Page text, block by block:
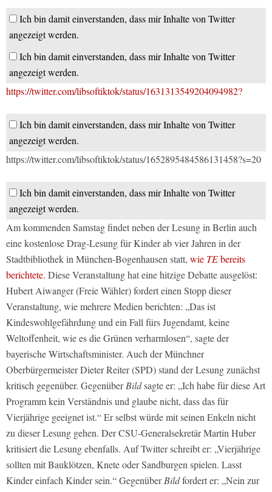
Ich bin damit einverstanden, dass mir Inhalte von Twitter
angezeigt werden.
Ich bin damit einverstanden, dass mir Inhalte von Twitter
angezeigt werden.
https://twitter.com/libsoftiktok/status/1631313549204094982?
Ich bin damit einverstanden, dass mir Inhalte von Twitter
angezeigt werden.
https://twitter.com/libsoftiktok/status/1652895484586131458?s=20
Ich bin damit einverstanden, dass mir Inhalte von Twitter
angezeigt werden.
Am kommenden Samstag findet neben der Lesung in Berlin auch
eine kostenlose Drag-Lesung für Kinder ab vier Jahren in der
Stadtbibliothek in München-Bogenhausen statt, wie TEbereits
berichtete. Diese Veranstaltung hat eine hitzige Debatte ausgelöst:
Hubert Aiwanger (Freie Wähler) fordert einen Stopp dieser
Veranstaltung, wie mehrere Medien berichten: „Das ist
Kindeswohlgefährdung und ein Fall fürs Jugendamt, keine
Weltoffenheit, wie es die Grünen verharmlosen“, sagte der
bayerische Wirtschaftsminister. Auch der Münchner
Oberbürgermeister Dieter Reiter (SPD) stand der Lesung zunächst
kritisch gegenüber. GegenüberBildsagte er: „Ich habe für diese Art
Programm kein Verständnis und glaube nicht, dass das für
Vierjährige geeignet ist.“ Er selbst würde mit seinen Enkeln nicht
zu dieser Lesung gehen. Der CSU-Generalsekretär Martin Huber
kritisiert die Lesung ebenfalls. Auf Twitter schreibt er: „Vierjährige
sollten mit Bauklötzen, Knete oder Sandburgen spielen. Lasst
Kinder einfach Kinder sein.“ GegenüberBildfordert er: „Nein zur